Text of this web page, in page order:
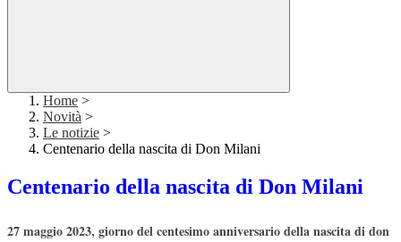
Home >
Novità >
Le notizie >
Centenario della nascita di Don Milani
Centenario della nascita di Don Milani
27 maggio 2023, giorno del centesimo anniversario della nascita di don